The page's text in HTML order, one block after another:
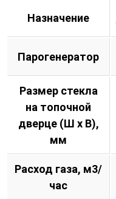
Назначение
Парогенератор
Размер стекла
на топочной
дверце (Ш х В),
мм
Расход газа, м3/
час